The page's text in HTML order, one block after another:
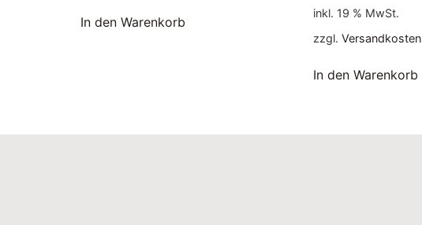
In den Warenkorb
inkl. 19 % MwSt.
zzgl. Versandkosten
In den Warenkorb